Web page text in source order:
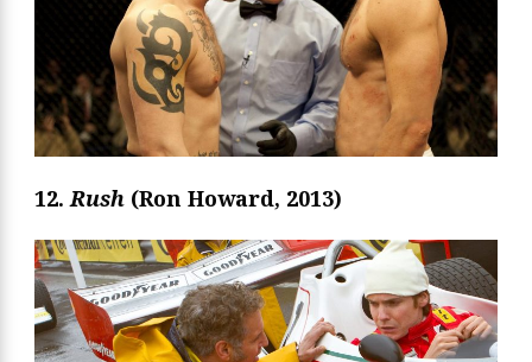
12.Rush (Ron Howard, 2013)